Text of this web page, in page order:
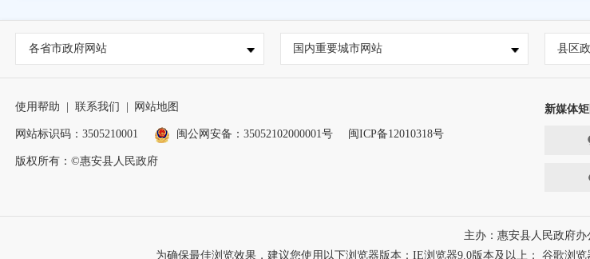
各省市政府网站 国内重要城市网站 县区
使用帮助 联系我们 网站地图
网站标识码：3505210001 闽公网安备：35052102000001号 闽ICP备12010318号
版权所有：©惠安县人民政府
新媒体
主办：惠安县人民政府办
为确保最佳浏览效果，建议您使用以下浏览器版本：IE浏览器9.0版本及以上； 谷歌浏